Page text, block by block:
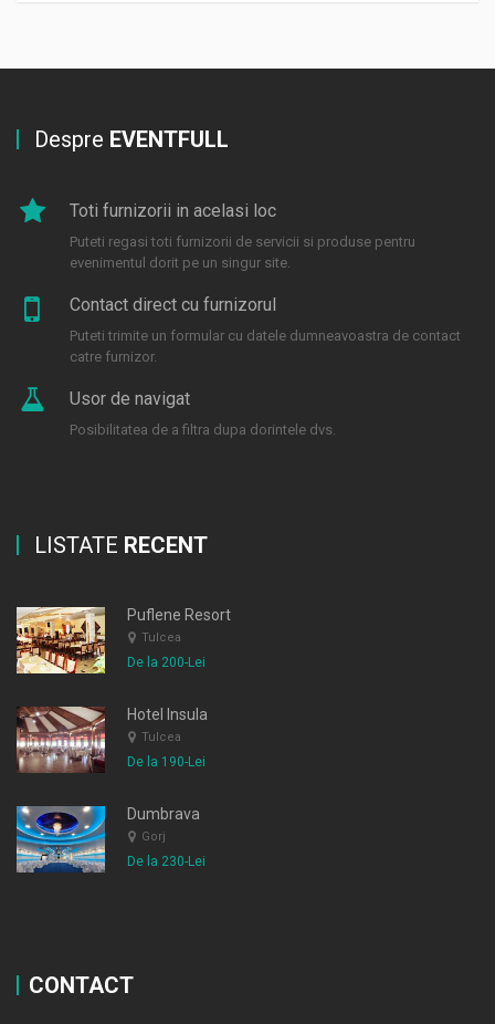
Despre EVENTFULL
Toti furnizorii in acelasi loc
Puteti regasi toti furnizorii de servicii si produse pentru
evenimentul dorit pe un singur site.
Contact direct cu furnizorul
Puteti trimite un formular cu datele dumneavoastra de contact
catre furnizor.
Usor de navigat
Posibilitatea de a filtra dupa dorintele dvs.
LISTATE RECENT
Puflene Resort
Tulcea
De la 200-Lei
Hotel Insula
Tulcea
De la 190-Lei
Dumbrava
Gorj
De la 230-Lei
CONTACT